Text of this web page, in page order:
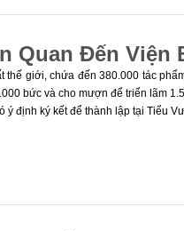
Quan Đến Viện
thế giới, chứa đến 380.000 tác
bức và cho mượn để triển lãm
ý định ký kết để thành lập tại Tiểu